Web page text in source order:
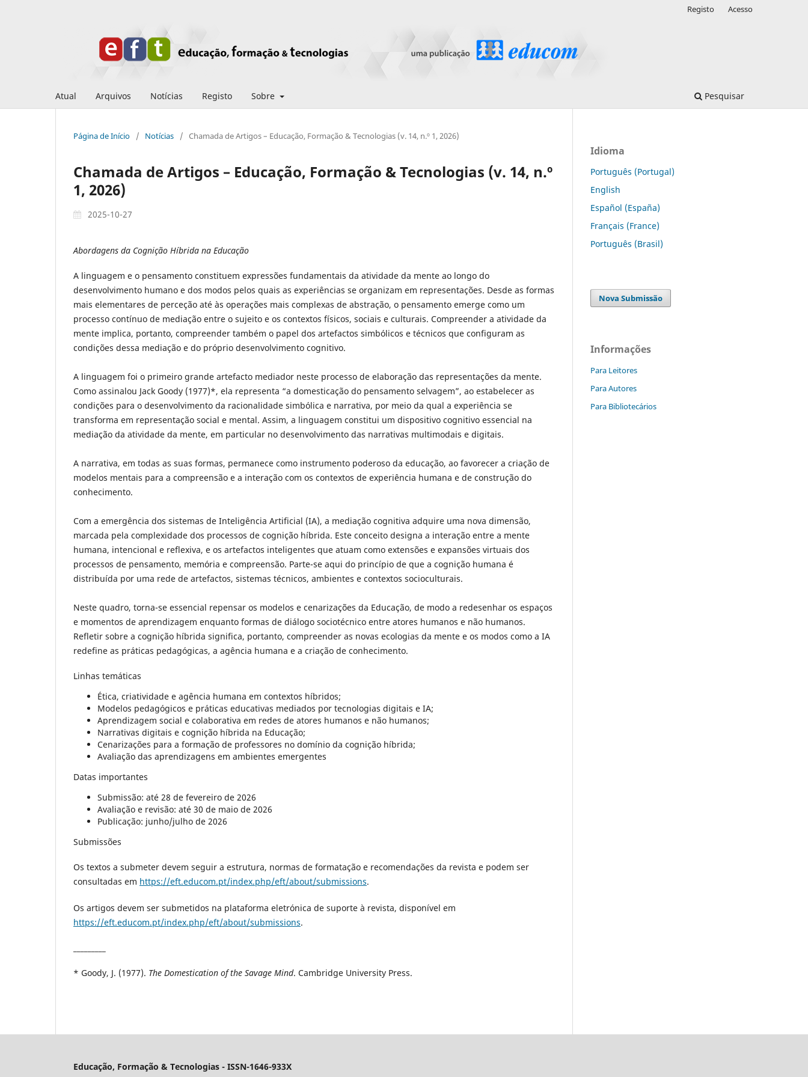
Atual Arquivos Notícias Registo Sobre Pesquisar
Registo Acesso
Página de Início / Notícias / Chamada de Artigos – Educação, Formação & Tecnologias (v. 14, n.º 1, 2026)
Chamada de Artigos – Educação, Formação & Tecnologias (v. 14, n.º
1, 2026)
2025-10-27
Abordagens da Cognição Híbrida na Educação
A linguagem e o pensamento constituem expressões fundamentais da atividade da mente ao longo do
desenvolvimento humano e dos modos pelos quais as experiências se organizam em representações. Desde as formas
mais elementares de perceção até às operações mais complexas de abstração, o pensamento emerge como um
processo contínuo de mediação entre o sujeito e os contextos físicos, sociais e culturais. Compreender a atividade da
mente implica, portanto, compreender também o papel dos artefactos simbólicos e técnicos que configuram as
condições dessa mediação e do próprio desenvolvimento cognitivo.
A linguagem foi o primeiro grande artefacto mediador neste processo de elaboração das representações da mente.
Como assinalou Jack Goody (1977)*, ela representa “a domesticação do pensamento selvagem”, ao estabelecer as
condições para o desenvolvimento da racionalidade simbólica e narrativa, por meio da qual a experiência se
transforma em representação social e mental. Assim, a linguagem constitui um dispositivo cognitivo essencial na
mediação da atividade da mente, em particular no desenvolvimento das narrativas multimodais e digitais.
A narrativa, em todas as suas formas, permanece como instrumento poderoso da educação, ao favorecer a criação de
modelos mentais para a compreensão e a interação com os contextos de experiência humana e de construção do
conhecimento.
Com a emergência dos sistemas de Inteligência Artificial (IA), a mediação cognitiva adquire uma nova dimensão,
marcada pela complexidade dos processos de cognição híbrida. Este conceito designa a interação entre a mente
humana, intencional e reflexiva, e os artefactos inteligentes que atuam como extensões e expansões virtuais dos
processos de pensamento, memória e compreensão. Parte-se aqui do princípio de que a cognição humana é
distribuída por uma rede de artefactos, sistemas técnicos, ambientes e contextos socioculturais.
Neste quadro, torna-se essencial repensar os modelos e cenarizações da Educação, de modo a redesenhar os espaços
e momentos de aprendizagem enquanto formas de diálogo sociotécnico entre atores humanos e não humanos.
Refletir sobre a cognição híbrida significa, portanto, compreender as novas ecologias da mente e os modos como a IA
redefine as práticas pedagógicas, a agência humana e a criação de conhecimento.
Linhas temáticas
Ética, criatividade e agência humana em contextos híbridos;
Modelos pedagógicos e práticas educativas mediados por tecnologias digitais e IA;
Aprendizagem social e colaborativa em redes de atores humanos e não humanos;
Narrativas digitais e cognição híbrida na Educação;
Cenarizações para a formação de professores no domínio da cognição híbrida;
Avaliação das aprendizagens em ambientes emergentes
Datas importantes
Submissão: até 28 de fevereiro de 2026
Avaliação e revisão: até 30 de maio de 2026
Publicação: junho/julho de 2026
Submissões
Os textos a submeter devem seguir a estrutura, normas de formatação e recomendações da revista e podem ser
consultadas em https://eft.educom.pt/index.php/eft/about/submissions.
Os artigos devem ser submetidos na plataforma eletrónica de suporte à revista, disponível em
https://eft.educom.pt/index.php/eft/about/submissions.
* Goody, J. (1977). The Domestication of the Savage Mind. Cambridge University Press.
Idioma
Português (Portugal)
English
Español (España)
Français (France)
Português (Brasil)
Nova Submissão
Informações
Para Leitores
Para Autores
Para Bibliotecários
Educação, Formação & Tecnologias - ISSN-1646-933X